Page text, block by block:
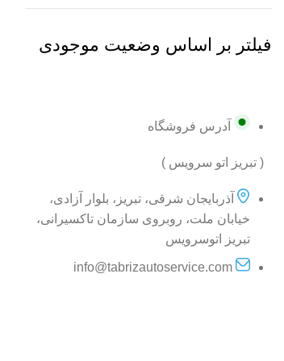
فیلتر بر اساس وضعیت موجودی
آدرس فروشگاه
( تبریز اتو سرویس )
آذربایجان شرقی، تبریز، بلوار آزادی،
خیابان ملت، روبروی سازمان تاکسیرانی،
تبریز اتوسرویس
info@tabrizautoservice.com